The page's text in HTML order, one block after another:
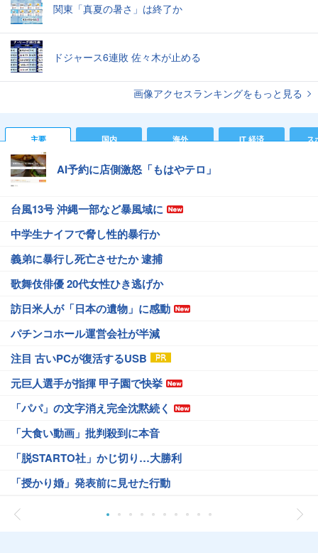
関東「真夏の暑さ」は終了か
ドジャース6連敗 佐々木が止める
画像アクセスランキングをもっと見る
主要 国内 海外 IT 経済 ス
AI予約に店側激怒「もはやテロ」
台風13号 沖縄一部など暴風域に
中学生ナイフで脅し性的暴行か
義弟に暴行し死亡させたか 逮捕
歌舞伎俳優 20代女性ひき逃げか
訪日米人が「日本の遺物」に感動
パチンコホール運営会社が半減
注目 古いPCが復活するUSB
元巨人選手が指揮 甲子園で快挙
「パパ」の文字消え完全沈黙続く
「大食い動画」批判殺到に本音
「脱STARTO社」かじ切り…大勝利
「授かり婚」発表前に見せた行動